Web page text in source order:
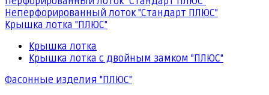
Неперфорированный лоток "Стандарт ПЛЮС"
Крышка лотка "ПЛЮС"
Крышка лотка
Крышка лотка с двойным замком "ПЛЮС"
Фасонные изделия "ПЛЮС"